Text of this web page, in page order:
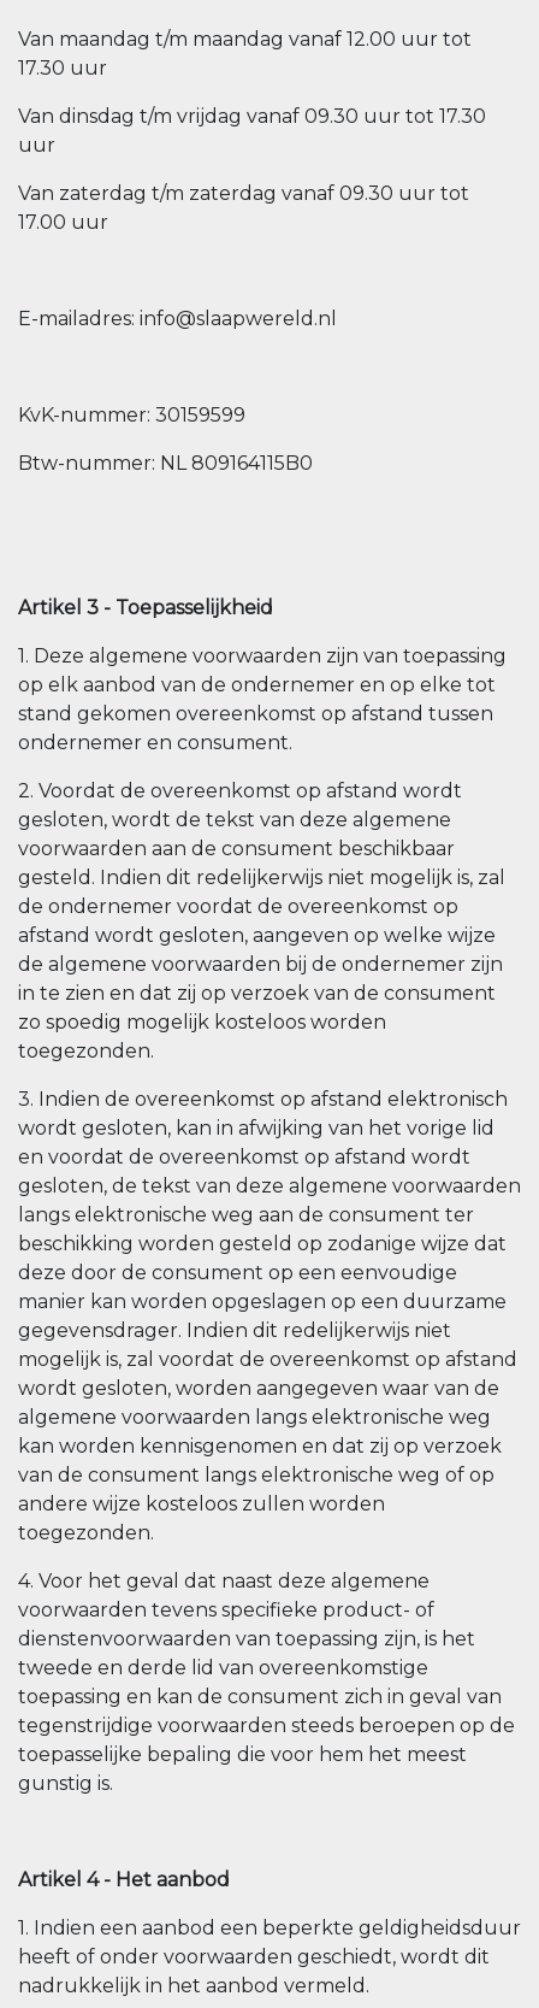
Van maandag t/m maandag vanaf 12.00 uur tot
17.30 uur
Van dinsdag t/m vrijdag vanaf 09.30 uur tot 17.30
uur
Van zaterdag t/m zaterdag vanaf 09.30 uur tot
17.00 uur
E-mailadres: info@slaapwereld.nl
KvK-nummer: 30159599
Btw-nummer: NL 809164115B0
Artikel 3 - Toepasselijkheid
1. Deze algemene voorwaarden zijn van toepassing
op elk aanbod van de ondernemer en op elke tot
stand gekomen overeenkomst op afstand tussen
ondernemer en consument.
2. Voordat de overeenkomst op afstand wordt
gesloten, wordt de tekst van deze algemene
voorwaarden aan de consument beschikbaar
gesteld. Indien dit redelijkerwijs niet mogelijk is, zal
de ondernemer voordat de overeenkomst op
afstand wordt gesloten, aangeven op welke wijze
de algemene voorwaarden bij de ondernemer zijn
in te zien en dat zij op verzoek van de consument
zo spoedig mogelijk kosteloos worden
toegezonden.
3. Indien de overeenkomst op afstand elektronisch
wordt gesloten, kan in afwijking van het vorige lid
en voordat de overeenkomst op afstand wordt
gesloten, de tekst van deze algemene voorwaarden
langs elektronische weg aan de consument ter
beschikking worden gesteld op zodanige wijze dat
deze door de consument op een eenvoudige
manier kan worden opgeslagen op een duurzame
gegevensdrager. Indien dit redelijkerwijs niet
mogelijk is, zal voordat de overeenkomst op afstand
wordt gesloten, worden aangegeven waar van de
algemene voorwaarden langs elektronische weg
kan worden kennisgenomen en dat zij op verzoek
van de consument langs elektronische weg of op
andere wijze kosteloos zullen worden
toegezonden.
4. Voor het geval dat naast deze algemene
voorwaarden tevens specifieke product- of
dienstenvoorwaarden van toepassing zijn, is het
tweede en derde lid van overeenkomstige
toepassing en kan de consument zich in geval van
tegenstrijdige voorwaarden steeds beroepen op de
toepasselijke bepaling die voor hem het meest
gunstig is.
Artikel 4 - Het aanbod
1. Indien een aanbod een beperkte geldigheidsduur
heeft of onder voorwaarden geschiedt, wordt dit
nadrukkelijk in het aanbod vermeld.